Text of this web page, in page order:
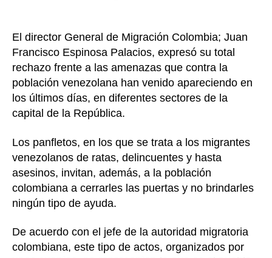
El director General de Migración Colombia; Juan
Francisco Espinosa Palacios, expresó su total
rechazo frente a las amenazas que contra la
población venezolana han venido apareciendo en
los últimos días, en diferentes sectores de la
capital de la República.
Los panfletos, en los que se trata a los migrantes
venezolanos de ratas, delincuentes y hasta
asesinos, invitan, además, a la población
colombiana a cerrarles las puertas y no brindarles
ningún tipo de ayuda.
De acuerdo con el jefe de la autoridad migratoria
colombiana, este tipo de actos, organizados por